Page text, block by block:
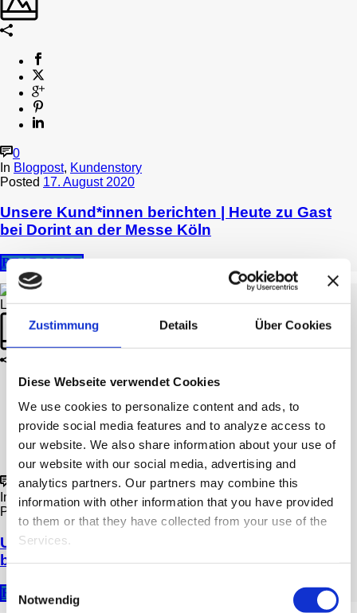
Zustimmung Details Über Cookies
Diese Webseite verwendet Cookies
We use cookies to personalize content and ads, to
provide social media features and to analyze access to
our website. We also share information about your use of
our website with our social media, advertising and
analytics partners. Our partners may combine this
information with other information that you have provided
to them or that they have collected from your use of the
Services.
Einwilligungsauswahl
Notwendig
0
In Blogpost, Kundenstory
Posted 17. August 2020
Unsere Kund*innen berichten | Heute zu Gast
bei Dorint an der Messe Köln
READ MORE
0
In
Blogpost,Kundenstory
Posted
Unsere Kund*innen berichten | Heute zu Gast
bei Gasthaus Löwen
READ MORE